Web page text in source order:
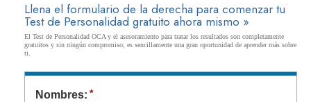
Llena el formulario de la derecha para comenzar tu
Test de Personalidad gratuito ahora mismo »
El Test de Personalidad OCA y el asesoramiento para tratar los resultados son completamente
gratuitos y sin ningún compromiso; es sencillamente una gran oportunidad de aprender más sobre
ti.
Nombres: